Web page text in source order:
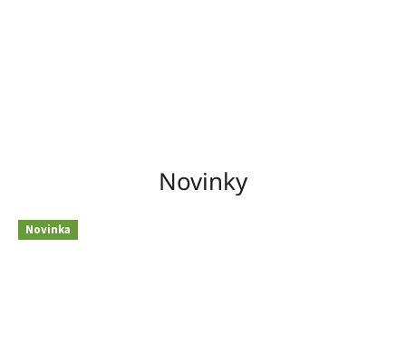
Novinky
Novinka